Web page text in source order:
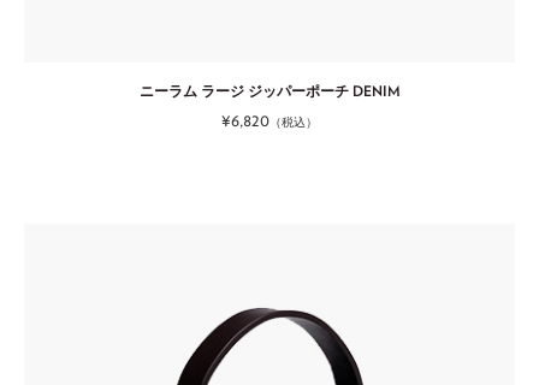
ニーラム ラージ ジッパーポーチ DENIM
¥6,820 （税込）